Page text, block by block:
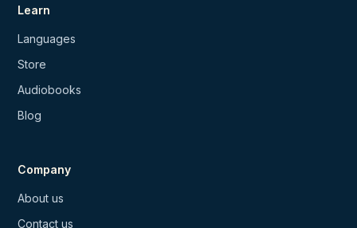
Learn
Languages
Store
Audiobooks
Blog
Company
About us
Contact us